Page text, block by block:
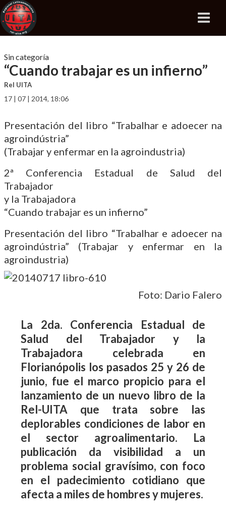
Sin categoría
“Cuando trabajar es un infierno”
Rel UITA
17 | 07 | 2014, 18:06
Presentación del libro “Trabalhar e adoecer na
agroindústria”
(Trabajar y enfermar en la agroindustria)
2ª Conferencia Estadual de Salud del
Trabajador
y la Trabajadora
“Cuando trabajar es un infierno”
Presentación del libro “Trabalhar e adoecer na
agroindústria” (Trabajar y enfermar en la
agroindustria)
Foto: Dario Falero
La 2da. Conferencia Estadual de
Salud del Trabajador y la
Trabajadora celebrada en
Florianópolis los pasados 25 y 26 de
junio, fue el marco propicio para el
lanzamiento de un nuevo libro de la
Rel-UITA que trata sobre las
deplorables condiciones de labor en
el sector agroalimentario. La
publicación da visibilidad a un
problema social gravísimo, con foco
en el padecimiento cotidiano que
afecta a miles de hombres y mujeres.